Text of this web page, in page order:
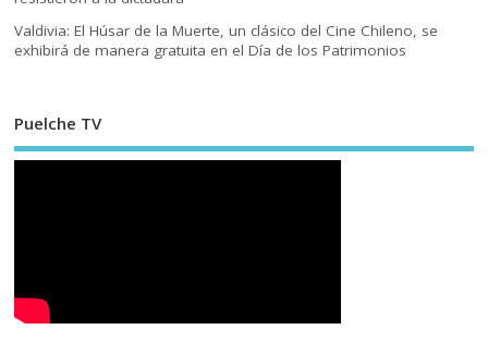
Valdivia: El Húsar de la Muerte, un clásico del Cine Chileno, se
exhibirá de manera gratuita en el Día de los Patrimonios
Puelche TV